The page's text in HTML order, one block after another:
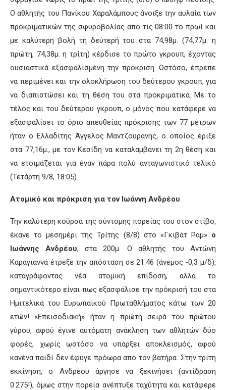
Ο αθλητής του Πανίκου Χαραλάμπους άνοιξε την αυλαία των
προκριματικών της σφυροβολίας από τις 08:00 το πρωί και
με καλύτερη βολή τη δεύτερή του στα 74,98μ. (74,77μ. η
πρώτη, 74,38μ. η τρίτη) κέρδισε το πρώτο γκρουπ, έχοντας
ουσιαστικά εξασφαλισμένη την πρόκριση. Ωστόσο, έπρεπε
να περιμένει και την ολοκλήρωση του δεύτερου γκρουπ, για
να διαπιστώσει και τη θέση του στα προκριματικά. Με το
τέλος και του δεύτερου γκρουπ, ο μόνος που κατάφερε να
εξασφαλίσει το όριο απευθείας πρόκρισης των 77 μέτρων
ήταν ο Ελλαδίτης Άγγελος Μαντζουράνης, ο οποίος έριξε
στα 77,16μ., με τον Κεσίδη να καταλαμβάνει τη 2η θέση και
να ετοιμάζεται για έναν πάρα πολύ ανταγωνιστικό τελικό
(Τετάρτη 9/8, 18:05).
Ατομικό και πρόκριση για τον Ιωάννη Ανδρέου
Την καλύτερη κούρσα της σύντομης πορείας του στον στίβο,
έκανε το μεσημέρι της Τρίτης (8/8) στο «Γκιβάτ Ραμ» ο
Ιωάννης Ανδρέου, στα 200μ. Ο αθλητής του Αντώνη
Καραγιαννά έτρεξε την απόσταση σε 21.46 (άνεμος -0,3 μ/δ),
καταγράφοντας νέα ατομική επίδοση, αλλά το
σημαντικότερο είναι πως εξασφάλισε την πρόκρισή του στα
Ημιτελικά του Ευρωπαϊκού Πρωταθλήματος κάτω των 20
ετών! «Επεισοδιακή» ήταν η πρώτη σειρά του πρώτου
γύρου, αφού έγινε αυτόματη ανάκληση των αθλητών δύο
φορές, χωρίς ωστόσο να υπάρξει αποκλεισμός, αφού
κανένα παιδί δεν έφυγε πρόωρα από τον βατήρα. Στην τρίτη
εκκίνηση, ο Ανδρέου άργησε να ξεκινήσει (αντίδραση
0.275!), όμως στην πορεία ανέπτυξε ταχύτητα και κατάφερε